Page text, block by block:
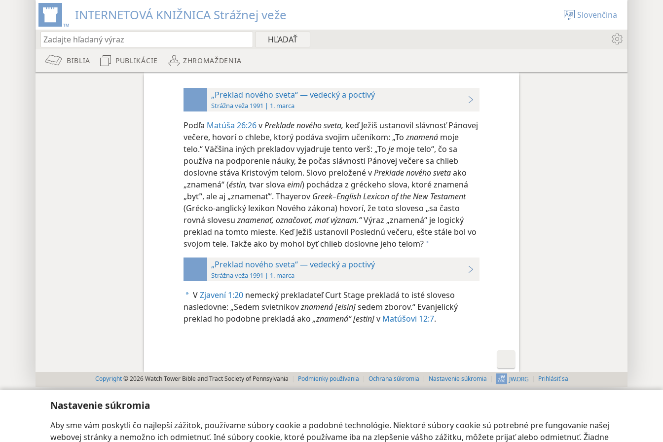
Nastavenie súkromia
Aby sme vám poskytli čo najlepší zážitok, používame súbory cookie a podobné technológie. Niektoré súbory cookie sú potrebné pre fungovanie našej
webovej stránky a nemožno ich odmietnuť. Iné súbory cookie, ktoré používame iba na zlepšenie vášho zážitku, môžete prijať alebo odmietnuť. Žiadne
INTERNETOVÁ KNIŽNICA Strážnej veže Slovenčina
BIBLIA PUBLIKÁCIE ZHROMAŽDENIA
„Preklad nového sveta“ — vedecký a poctivý
Strážna veža 1991 | 1. marca
Podľa Matúša 26:26vPreklade nového sveta, keď Ježiš ustanovil slávnosť Pánovej
večere, hovorí o chlebe, ktorý podáva svojim učeníkom: „Toznamená moje
telo.“ Väčšina iných prekladov vyjadruje tento verš: „To je moje telo“, čo sa
používa na podporenie náuky, že počas slávnosti Pánovej večere sa chlieb
doslovne stáva Kristovým telom. Slovo preložené vPreklade nového svetaako
„znamená“ (éstin, tvar slova eimí) pochádza z gréckeho slova, ktoré znamená
„byť“, ale aj „znamenať“. Thayerov Greek–EnglishLexicon of the New Testament
(Grécko-anglický lexikon Nového zákona) hovorí, že toto sloveso „sa často
rovná slovesuznamenať, označovať, mať význam.“Výraz „znamená“ je logický
preklad na tomto mieste. Keď Ježiš ustanovil Poslednú večeru, ešte stále bol vo
svojom tele. Takže ako by mohol byť chlieb doslovne jeho telom? a
„Preklad nového sveta“ — vedecký a poctivý
Strážna veža 1991 | 1. marca
a VZjavení 1:20 nemecký prekladateľ Curt Stage prekladá to isté sloveso
nasledovne: „Sedem svietnikovznamená [eisin]sedem zborov.“ Evanjelický
preklad ho podobne prekladá ako „znamená“ [estin]v Matúšovi 12:7.
Copyright © 2026 Watch Tower Bible and Tract Society of Pennsylvania Podmienky používania Ochrana súkromia Nastavenie súkromia JW.ORG Prihlásiť sa